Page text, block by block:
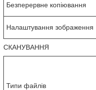
Безперервне копіювання
Налаштування зображення
СКАНУВАННЯ
Типи файлів